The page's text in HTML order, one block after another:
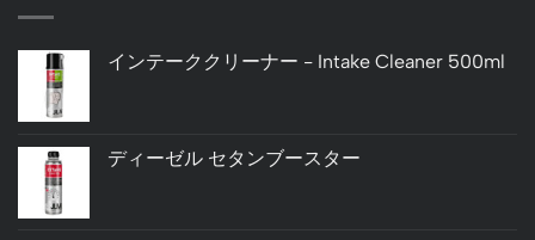
インテーククリーナー - Intake Cleaner 500ml
ディーゼル セタンブースター